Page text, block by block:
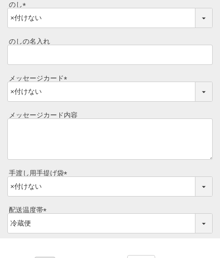
食べ方レシピ
ご予算から選ぶ
牛肉部位一覧
手造りタレ
商品券
のし
(
必
須
のしの名入れ
メッセージカード
必
須
メッセージカード内容
手渡し用手提げ袋
必
配送温度帯
必